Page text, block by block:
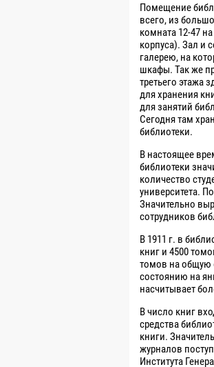
Помещение
всего, из
комната 12-47
корпуса). Зал и
галерею, на
шкафы. Так же
третьего этажа
для хранения
для занятий
Сегодня там
библиотеки.
В настоящее
библиотеки
количество
университета.
Значительно
сотрудников
В 1911 г. в
книг и 4500
томов на общую
состоянию на
насчитывает
В число книг
средства
книги.
журналов
Института